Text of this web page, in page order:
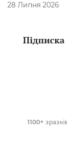
28 Липня 2026
1100+